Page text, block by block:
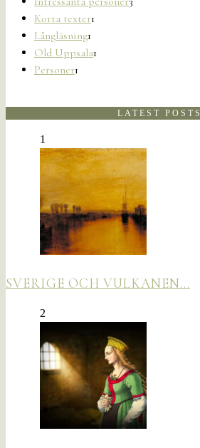
Korta texter1
Långläsning1
Old Uppsala1
Personer1
LATEST POSTS
1
SVERIGE OCH VULKANEN…
2